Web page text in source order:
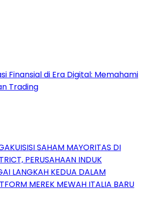
Finansial di Era Digital: Memahami
Trading
SAHAM MAYORITAS DI
PERUSAHAAN INDUK
LANGKAH KEDUA DALAM
MEREK MEWAH ITALIA BARU